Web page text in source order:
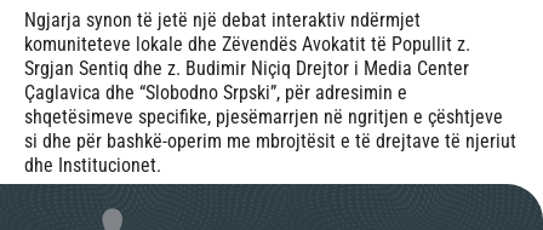
Ngjarja synon të jetë një debat interaktiv ndërmjet
komuniteteve lokale dhe Zëvendës Avokatit të Popullit z.
Srgjan Sentiq dhe z. Budimir Niçiq Drejtor i Media Center
Çaglavica dhe “Slobodno Srpski”, për adresimin e
shqetësimeve specifike, pjesëmarrjen në ngritjen e çështjeve
si dhe për bashkë-operim me mbrojtësit e të drejtave të njeriut
dhe Institucionet.